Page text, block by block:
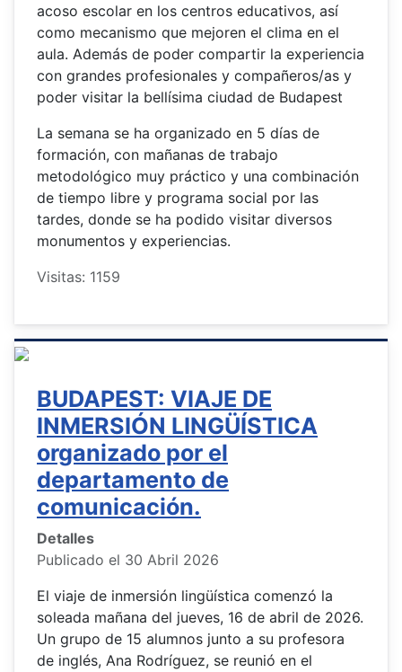
acoso escolar en los centros educativos, así
como mecanismo que mejoren el clima en el
aula. Además de poder compartir la experiencia
con grandes profesionales y compañeros/as y
poder visitar la bellísima ciudad de Budapest
La semana se ha organizado en 5 días de
formación, con mañanas de trabajo
metodológico muy práctico y una combinación
de tiempo libre y programa social por las
tardes, donde se ha podido visitar diversos
monumentos y experiencias.
Visitas: 1159
BUDAPEST: VIAJE DE
INMERSIÓN LINGÜÍSTICA
organizado por el
departamento de
comunicación.
Detalles
Publicado el 30 Abril 2026
El viaje de inmersión lingüística comenzó la
soleada mañana del jueves, 16 de abril de 2026.
Un grupo de 15 alumnos junto a su profesora
de inglés, Ana Rodríguez, se reunió en el